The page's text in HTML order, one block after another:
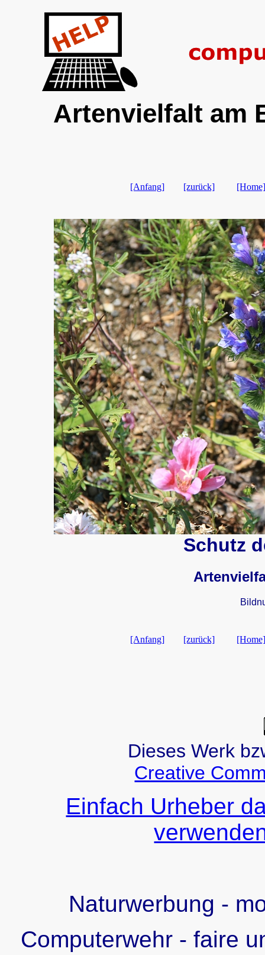
Artenvielfalt am
[Anfang] [zurück] [Home]
Schutz
[Anfang] [zurück] [Home]
Dieses Werk
Creative
Einfach Urheber
Naturwerbung -
Computerwehr - faire